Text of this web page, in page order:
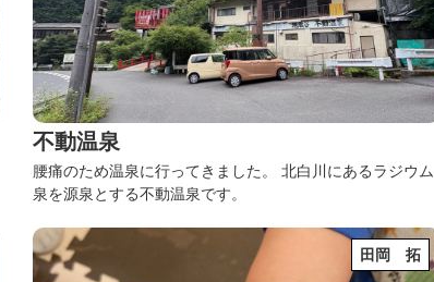
不動温泉
腰痛のため温泉に行ってきました。 北白川にあるラジウム
泉を源泉とする不動温泉です。
田岡 拓